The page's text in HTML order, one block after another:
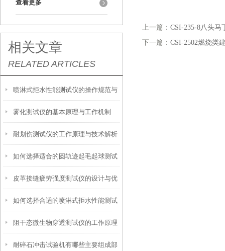
查看更多
相关文章
RELATED ARTICLES
喷淋式拒水性能测试仪的操作规范与
应用指南
雾化测试仪的基本原理与工作机制
耐划伤测试仪的工作原理与技术解析
如何选择适合的圆轨迹起毛起球测试
仪？
皮革接缝疲劳强度测试仪的设计与优
化
如何选择合适的喷淋式拒水性能测试
仪
阻干态微生物穿透测试仪的工作原理
解析
耐碎石冲击试验机有哪些主要组成部
上一篇： CSI-235-8八头
下一篇： CSI-2502燃烧类